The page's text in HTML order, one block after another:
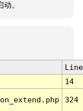
。
Line
14
324